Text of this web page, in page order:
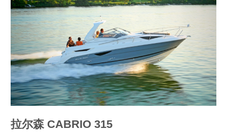
拉尔森 CABRIO 315